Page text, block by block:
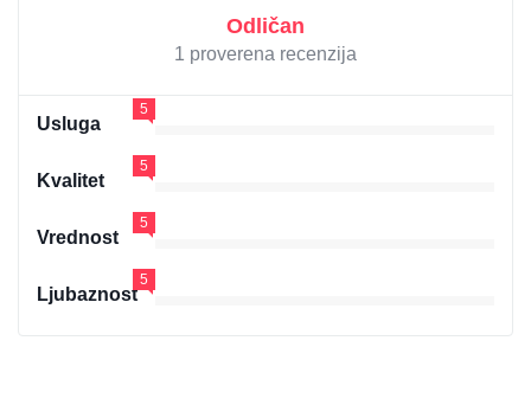
Odličan
1 proverena recenzija
Usluga
5
Kvalitet
5
Vrednost
5
Ljubaznost
5